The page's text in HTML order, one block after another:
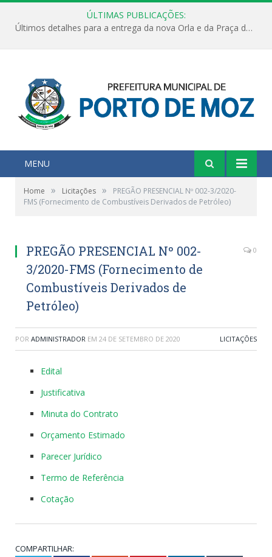
ÚLTIMAS PUBLICAÇÕES:
Últimos detalhes para a entrega da nova Orla e da Praça do Praião
MENU
Home » Licitações »
PREGÃO PRESENCIAL Nº 002-3/2020-
FMS (Fornecimento de Combustíveis Derivados de Petróleo)
PREGÃO PRESENCIAL Nº 002-
3/2020-FMS (Fornecimento de
Combustíveis Derivados de
Petróleo)
0
POR ADMINISTRADOR EM 24 DE SETEMBRO DE 2020 LICITAÇÕES
Edital
Justificativa
Minuta do Contrato
Orçamento Estimado
Parecer Jurídico
Termo de Referência
Cotação
COMPARTILHAR: